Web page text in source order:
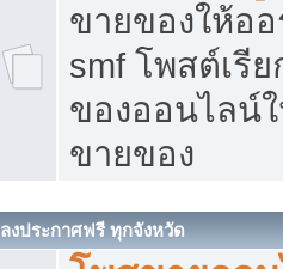
ขายของให้ออ
smf โพสต์เรี
ของออนไลน์
ขายของ
ลงประกาศฟรี ทุกจังหวัด